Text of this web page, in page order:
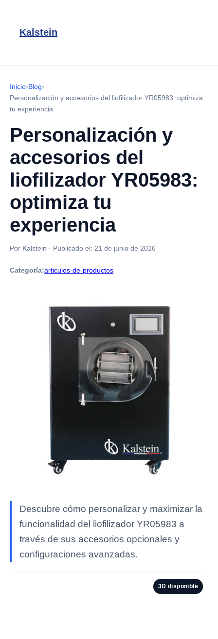
Kalstein
Inicio›Blog›
Personalización y accesorios del liofilizador YR05983: optimiza
tu experiencia
Personalización y
accesorios del
liofilizador YR05983:
optimiza tu
experiencia
Por Kalstein · Publicado el: 21 de junio de 2026
Categoría:articulos-de-productos
Descubre cómo personalizar y maximizar la
funcionalidad del liofilizador YR05983 a
través de sus accesorios opcionales y
configuraciones avanzadas.
3D disponible